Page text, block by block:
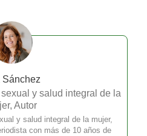
Sánchez
y salud integral de la
Autor
y salud integral de la mujer,
con más de 10 años de